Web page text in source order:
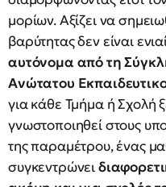
μορίων. Αξίζει να
βαρύτητας δεν είναι
αυτόνομα από τη
Ανώτατου
για κάθε Τμήμα ή Σχολή
γνωστοποιηθεί στους
της παραμέτρου, ένας
συγκεντρώνει